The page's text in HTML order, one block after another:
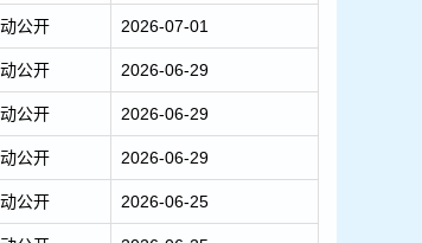
公开 2026-07-01
公开 2026-06-29
公开 2026-06-29
公开 2026-06-29
公开 2026-06-25